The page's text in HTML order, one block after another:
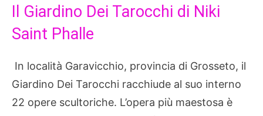
Il Giardino Dei Tarocchi di Niki
Saint Phalle
In località Garavicchio, provincia di Grosseto, il
Giardino Dei Tarocchi racchiude al suo interno
22 opere scultoriche. L’opera più maestosa è